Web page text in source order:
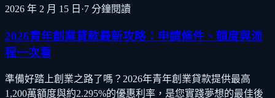
2026 年 2 月 15 日 ·7 分鐘閱讀
2026青年創業貸款最新攻略：申請條件、額度與流
程一次看
準備好踏上創業之路了嗎？2026年青年創業貸款提供最高
1,200萬額度與約2.295%的優惠利率，是您實踐夢想的最佳後